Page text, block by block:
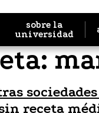
sobre la
universidad
receta